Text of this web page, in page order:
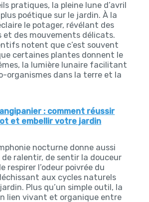
pratiques, la pleine lune d’avril
poétique sur le jardin. À la
le potager, révélant des
et des mouvements délicats.
notent que c’est souvent
certaines plantes donnent le
la lumière lunaire facilitant
organismes dans la terre et la
: comment réussir
et embellir votre jardin
nocturne donne aussi
de ralentir, de sentir la douceur
respirer l’odeur poivrée du
aux cycles naturels
Plus qu’un simple outil, la
lien vivant et organique entre